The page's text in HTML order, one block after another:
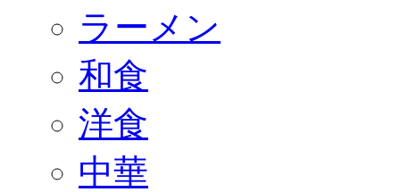
ラーメン
和食
洋食
中華